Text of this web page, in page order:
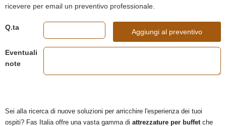
ricevere per email un preventivo professionale.
Q.ta
Aggiungi al preventivo
Eventuali
note
Sei alla ricerca di nuove soluzioni per arricchire l'esperienza dei tuoi
ospiti? Fas Italia offre una vasta gamma di attrezzature per buffetche